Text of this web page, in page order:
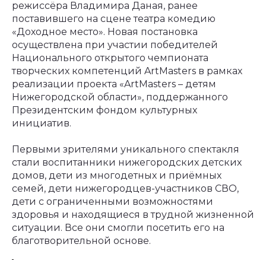
режиссёра Владимира Даная, ранее
поставившего на сцене театра комедию
«Доходное место». Новая постановка
осуществлена при участии победителей
Национального открытого чемпионата
творческих компетенций ArtMasters в рамках
реализации проекта «ArtMasters – детям
Нижегородской области», поддержанного
Президентским фондом культурных
инициатив.
Первыми зрителями уникального спектакля
стали воспитанники нижегородских детских
домов, дети из многодетных и приёмных
семей, дети нижегородцев-участников СВО,
дети с ограниченными возможностями
здоровья и находящиеся в трудной жизненной
ситуации. Все они смогли посетить его на
благотворительной основе.